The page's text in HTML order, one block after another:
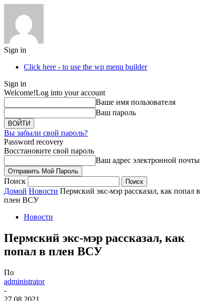
Sign in
Click here - to use the wp menu builder
Sign in
Welcome!Log into your account
Ваше имя пользователя
Ваш пароль
Вы забыли свой пароль?
Password recovery
Восстановите свой пароль
Ваш адрес электронной почты
Поиск
Домой Новости Пермский экс-мэр рассказал, как попал в
плен ВСУ
Новости
Пермский экс-мэр рассказал, как
попал в плен ВСУ
По
administrator
-
27.08.2021